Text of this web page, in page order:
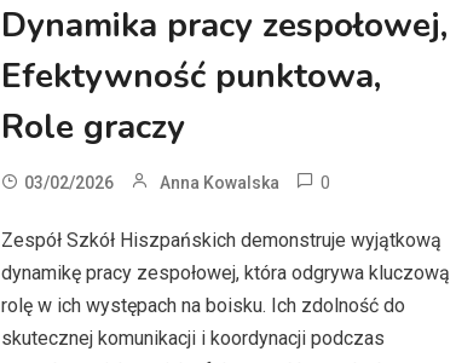
Dynamika pracy zespołowej,
Efektywność punktowa,
Role graczy
03/02/2026 Anna Kowalska 0
Zespół Szkół Hiszpańskich demonstruje wyjątkową
dynamikę pracy zespołowej, która odgrywa kluczową
rolę w ich występach na boisku. Ich zdolność do
skutecznej komunikacji i koordynacji podczas